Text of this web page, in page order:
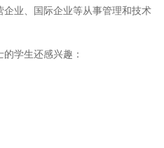
业、国际企业等从事管理和技术
的学生还感兴趣：